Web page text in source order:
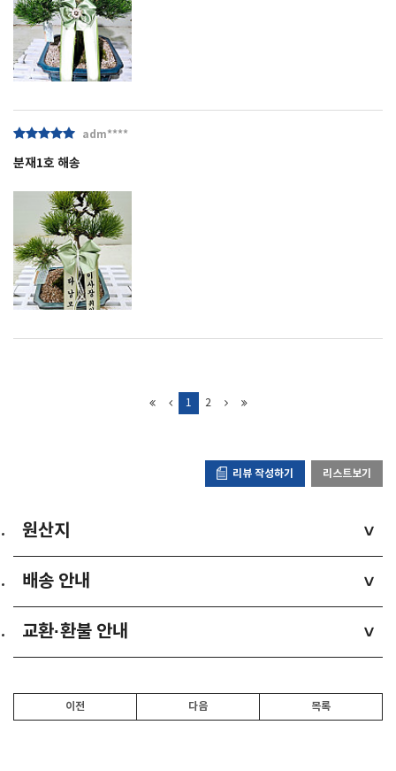
adm****
분재1호 해송
1 2
리뷰 작성하기 리스트보기
원산지 >
배송 안내 >
교환·환불 안내 >
이전 다음 목록